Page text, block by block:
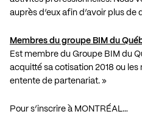
auprès d’eux afin d’avoir plus de
Membres du groupe BIM du
Est membre du Groupe BIM du
acquitté sa cotisation 2018 ou
entente de partenariat. »
Pour s’inscrire à MONTRÉAL…